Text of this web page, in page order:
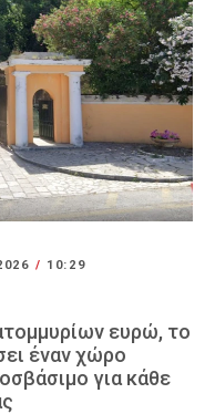
/ 10:29
ευρώ, το
έναν χώρο
για κάθε